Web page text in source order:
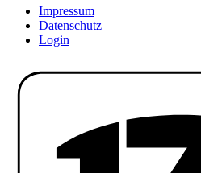
Impressum
Datenschutz
Login